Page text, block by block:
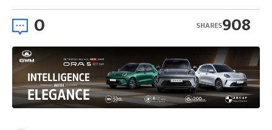
0 908
SHARES